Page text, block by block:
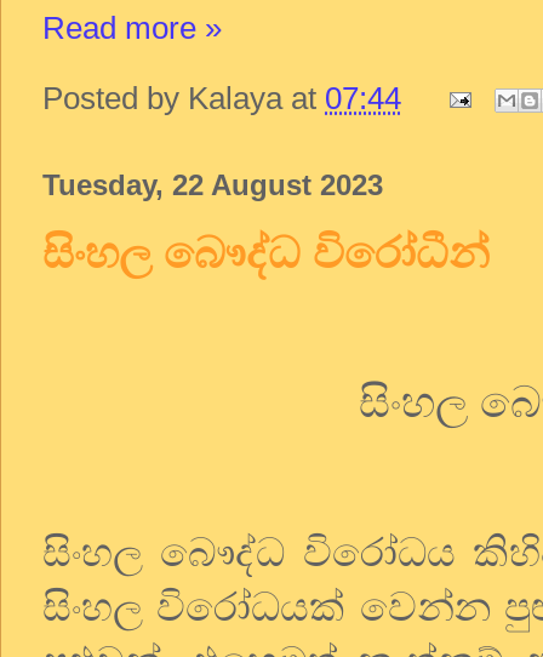
Read more »
Posted by Kalaya at 07:44
Tuesday, 22 August 2023
සිංහල බෞද්ධ විරෝධීන්
සිංහල
සිංහල බෞද්ධ විරෝධය
සිංහල විරෝධයක් වෙන්න